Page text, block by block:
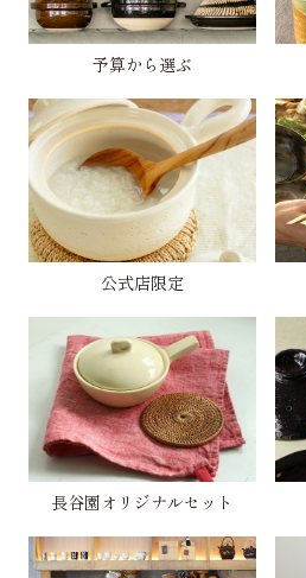
予算から選ぶ
公式店限定
長谷園オリジナルセット